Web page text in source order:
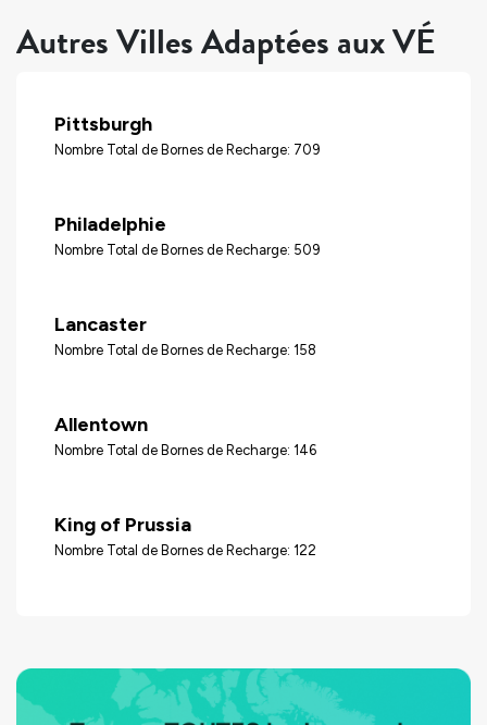
Autres Villes Adaptées aux VÉ
Pittsburgh
Nombre Total de Bornes de Recharge: 709
Philadelphie
Nombre Total de Bornes de Recharge: 509
Lancaster
Nombre Total de Bornes de Recharge: 158
Allentown
Nombre Total de Bornes de Recharge: 146
King of Prussia
Nombre Total de Bornes de Recharge: 122